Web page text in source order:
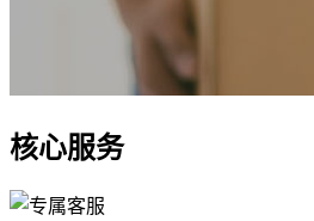
核心服务